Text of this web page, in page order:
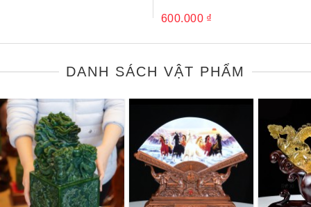
600.000 ₫
DANH SÁCH VẬT PHẨM